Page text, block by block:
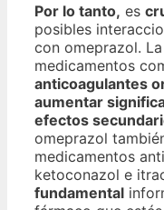
Por lo tanto, es
posibles
con omeprazol.
medicamentos
anticoagulantes
aumentar
efectos
omeprazol
medicamentos
ketoconazol e
fundamental